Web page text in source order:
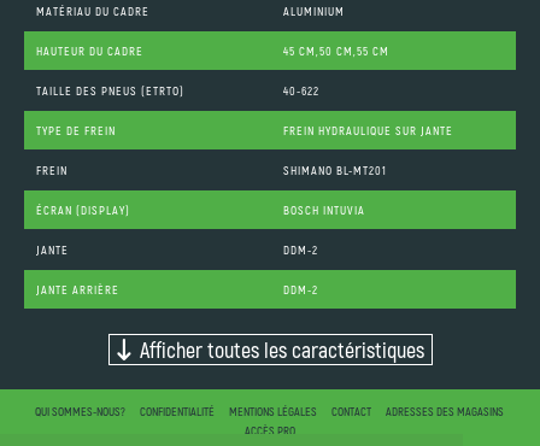
MATÉRIAU DU CADRE ALUMINIUM
HAUTEUR DU CADRE 45 CM,50 CM,55 CM
TAILLE DES PNEUS (ETRTO) 40-622
TYPE DE FREIN FREIN HYDRAULIQUE SUR JANTE
FREIN SHIMANO BL-MT201
ÉCRAN (DISPLAY) BOSCH INTUVIA
JANTE DDM-2
JANTE ARRIÈRE DDM-2
Afficher toutes les caractéristiques
QUI SOMMES-NOUS? CONFIDENTIALITÉ MENTIONS LÉGALES CONTACT
ADRESSES DES MAGASINS
ACCÈS PRO